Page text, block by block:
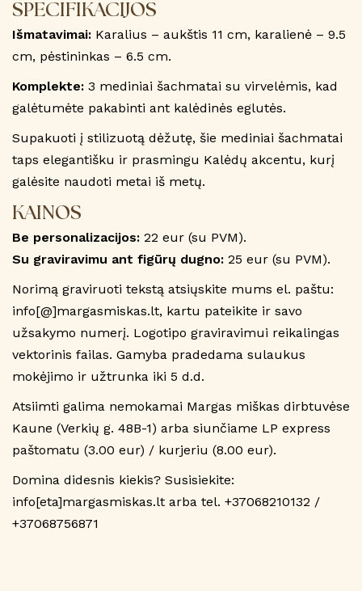
SPECIFIKACIJOS
Išmatavimai: Karalius – aukštis 11 cm, karalienė – 9.5
cm, pėstininkas – 6.5 cm.
Komplekte: 3 mediniai šachmatai su virvelėmis, kad
galėtumėte pakabinti ant kalėdinės eglutės.
Supakuoti į stilizuotą dėžutę, šie mediniai šachmatai
taps elegantišku ir prasmingu Kalėdų akcentu, kurį
galėsite naudoti metai iš metų.
KAINOS
Be personalizacijos: 22 eur (su PVM).
Su graviravimu ant figūrų dugno: 25 eur (su PVM).
Norimą graviruoti tekstą atsiųskite mums el. paštu:
info[@]margasmiskas.lt, kartu pateikite ir savo
užsakymo numerį. Logotipo graviravimui reikalingas
vektorinis failas. Gamyba pradedama sulaukus
mokėjimo ir užtrunka iki 5 d.d.
Atsiimti galima nemokamai Margas miškas dirbtuvėse
Kaune (Verkių g. 48B-1) arba siunčiame LP express
paštomatu (3.00 eur) / kurjeriu (8.00 eur).
Domina didesnis kiekis? Susisiekite:
info[eta]margasmiskas.lt arba tel. +37068210132 /
+37068756871